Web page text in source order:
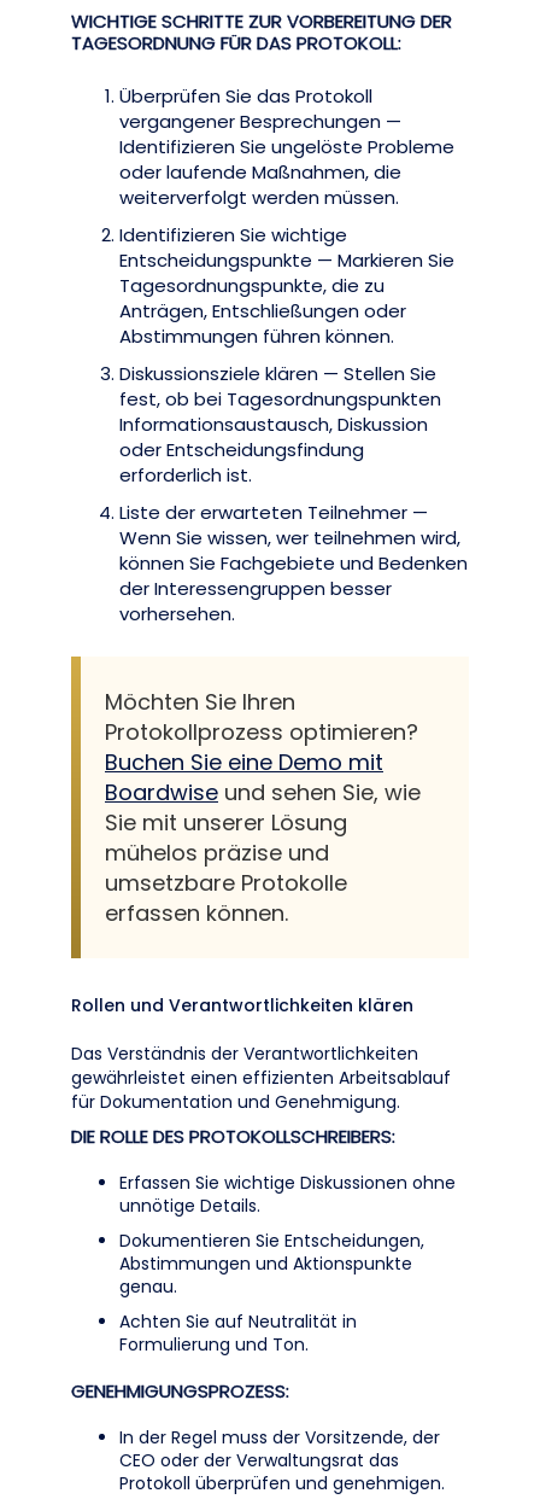
WICHTIGE SCHRITTE ZUR VORBEREITUNG DER
TAGESORDNUNG FÜR DAS PROTOKOLL:
Überprüfen Sie das Protokoll
vergangener Besprechungen —
Identifizieren Sie ungelöste Probleme
oder laufende Maßnahmen, die
weiterverfolgt werden müssen.
Identifizieren Sie wichtige
Entscheidungspunkte — Markieren Sie
Tagesordnungspunkte, die zu
Anträgen, Entschließungen oder
Abstimmungen führen können.
Diskussionsziele klären — Stellen Sie
fest, ob bei Tagesordnungspunkten
Informationsaustausch, Diskussion
oder Entscheidungsfindung
erforderlich ist.
Liste der erwarteten Teilnehmer —
Wenn Sie wissen, wer teilnehmen wird,
können Sie Fachgebiete und Bedenken
der Interessengruppen besser
vorhersehen.
Möchten Sie Ihren
Protokollprozess optimieren?
Buchen Sie eine Demo mit
Boardwise und sehen Sie, wie
Sie mit unserer Lösung
mühelos präzise und
umsetzbare Protokolle
erfassen können.
Rollen und Verantwortlichkeiten klären
Das Verständnis der Verantwortlichkeiten
gewährleistet einen effizienten Arbeitsablauf
für Dokumentation und Genehmigung.
DIE ROLLE DES PROTOKOLLSCHREIBERS:
Erfassen Sie wichtige Diskussionen ohne
unnötige Details.
Dokumentieren Sie Entscheidungen,
Abstimmungen und Aktionspunkte
genau.
Achten Sie auf Neutralität in
Formulierung und Ton.
GENEHMIGUNGSPROZESS:
In der Regel muss der Vorsitzende, der
CEO oder der Verwaltungsrat das
Protokoll überprüfen und genehmigen.